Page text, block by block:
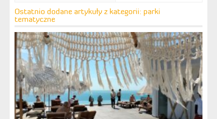
Parki rozrywki parki tematyczne
Ostatnio dodane artykuły z kategorii: parki
tematyczne